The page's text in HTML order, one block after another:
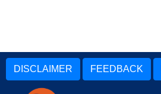
DISCLAIMER FEEDBACK